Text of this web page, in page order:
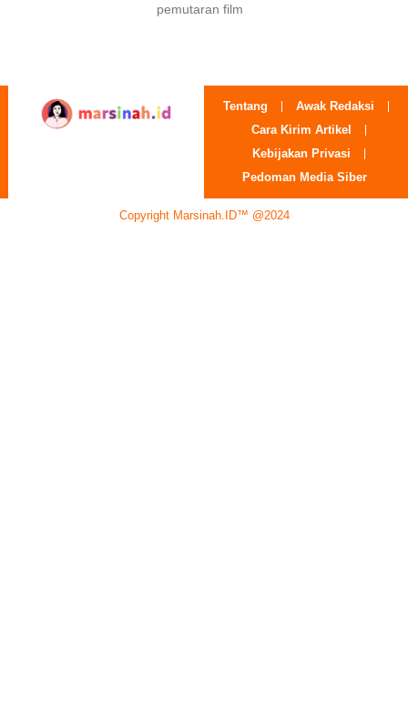
pemutaran film
Tentang
Awak Redaksi
Cara Kirim Artikel
Kebijakan Privasi
Pedoman Media Siber
Copyright Marsinah.ID™ @2024